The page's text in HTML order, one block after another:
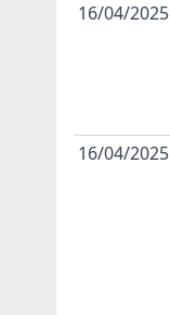
16/04/2025
16/04/2025